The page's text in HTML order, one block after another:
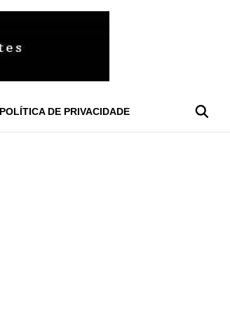
DE PRIVACIDADE